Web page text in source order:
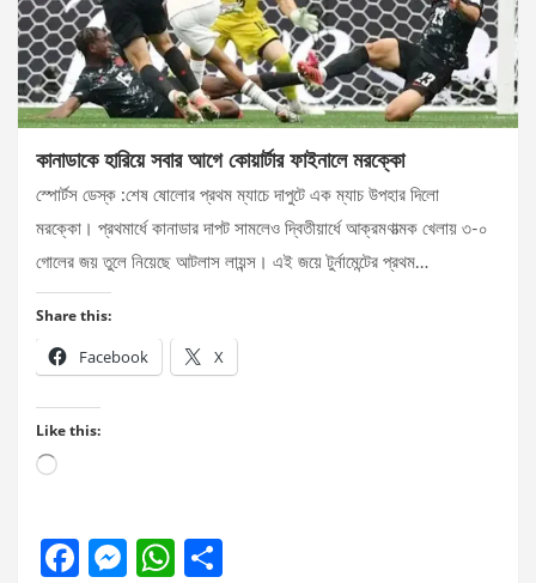
কানাডাকে হারিয়ে সবার আগে কোয়ার্টার ফাইনালে মরক্কো
স্পোর্টস ডেস্ক :শেষ ষোলোর প্রথম ম্যাচে দাপুটে এক ম্যাচ উপহার দিলো
মরক্কো। প্রথমার্ধে কানাডার দাপট সামলেও দ্বিতীয়ার্ধে আক্রমণাত্মক খেলায় ৩-০
গোলের জয় তুলে নিয়েছে আটলাস লায়ন্স। এই জয়ে টুর্নামেন্টের প্রথম…
Share this:
Facebook X
Like this:
Loading…
F
M W